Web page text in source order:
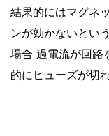
結果的にはマグネ
ンが効かないとい
場合 過電流が回路
的にヒューズが切